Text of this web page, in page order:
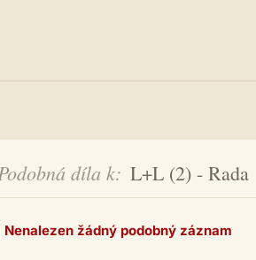
díla k L+L (2) - Rada
Nenalezen žádný podobný záznam